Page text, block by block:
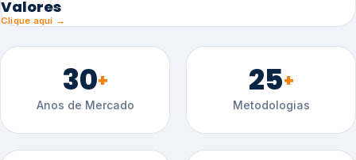
Valores
Clique aqui →
30+
Anos de Mercado
25+
Metodologias